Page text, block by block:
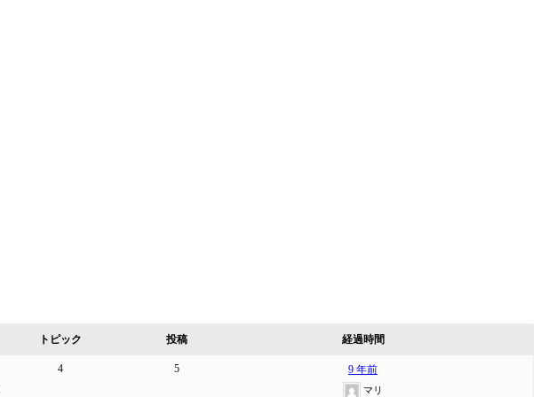
トピック 投稿 経過時間
4 5 9 年前
マリ